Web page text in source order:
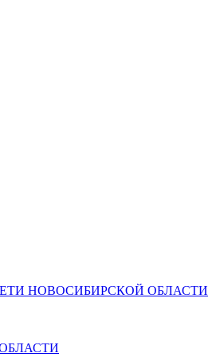
НОВОСИБИРСКОЙ ОБЛАСТИ